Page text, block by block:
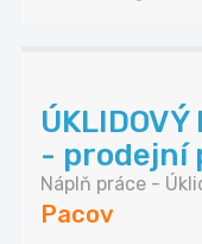
- prodejní
Náplň práce -
Pacov